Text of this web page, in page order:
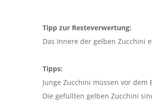
Tipp zur Resteverwertung:
Das Innere der gelben Zucchini
Tipps:
Junge Zucchini müssen vor
Die gefüllten gelben Zucchini